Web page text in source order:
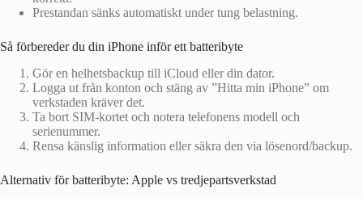
Prestandan sänks automatiskt under tung belastning.
Så förbereder du din iPhone inför ett batteribyte
Gör en helhetsbackup till iCloud eller din dator.
Logga ut från konton och stäng av ”Hitta min iPhone” om
verkstaden kräver det.
Ta bort SIM‑kortet och notera telefonens modell och
serienummer.
Rensa känslig information eller säkra den via lösenord/backup.
Alternativ för batteribyte: Apple vs tredjepartsverkstad